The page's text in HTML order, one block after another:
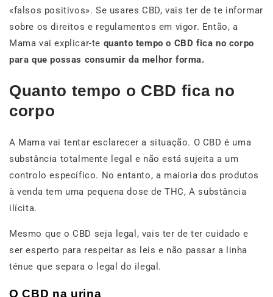
«falsos positivos». Se usares CBD, vais ter de te informar
sobre os direitos e regulamentos em vigor. Então, a
Mama vai explicar-te quanto tempo o CBD fica no corpo
para que possas consumir da melhor forma.
Quanto tempo o CBD fica no
corpo
A Mama vai tentar esclarecer a situação. O CBD é uma
substância totalmente legal e não está sujeita a um
controlo específico. No entanto, a maioria dos produtos
à venda tem uma pequena dose de THC, A substância
ilícita.
Mesmo que o CBD seja legal, vais ter de ter cuidado e
ser esperto para respeitar as leis e não passar a linha
ténue que separa o legal do ilegal.
O CBD na urina